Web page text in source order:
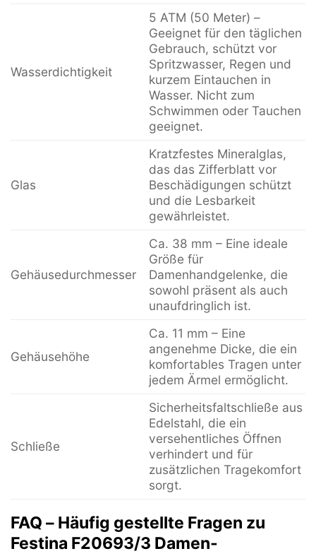
Wasserdichtigkeit
5 ATM (50 Meter) –
Geeignet für den täglichen
Gebrauch, schützt vor
Spritzwasser, Regen und
kurzem Eintauchen in
Wasser. Nicht zum
Schwimmen oder Tauchen
geeignet.
Glas
Kratzfestes Mineralglas,
das das Zifferblatt vor
Beschädigungen schützt
und die Lesbarkeit
gewährleistet.
Gehäusedurchmesser
Ca. 38 mm – Eine ideale
Größe für
Damenhandgelenke, die
sowohl präsent als auch
unaufdringlich ist.
Gehäusehöhe
Ca. 11 mm – Eine
angenehme Dicke, die ein
komfortables Tragen unter
jedem Ärmel ermöglicht.
Schließe
Sicherheitsfaltschließe aus
Edelstahl, die ein
versehentliches Öffnen
verhindert und für
zusätzlichen Tragekomfort
sorgt.
FAQ – Häufig gestellte Fragen zu
Festina F20693/3 Damen-